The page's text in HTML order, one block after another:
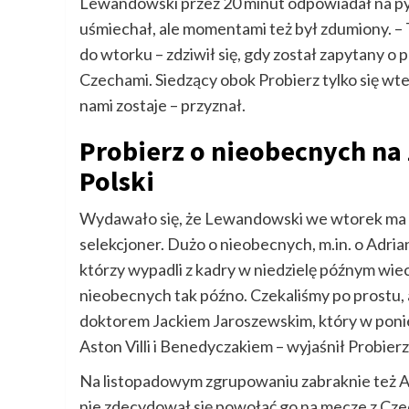
uśmiechał, ale momentami też był zdumiony.
do wtorku – zdziwił się, gdy został zapytany
Czechami. Siedzący obok Probierz tylko się
nami zostaje – przyznał.
Probierz o nieobecnych
Polski
Wydawało się, że Lewandowski we wtorek
selekcjoner. Dużo o nieobecnych, m.in. o
którzy wypadli z kadry w niedzielę późnym
nieobecnych tak późno. Czekaliśmy po
doktorem Jackiem Jaroszewskim, który w
Aston Villi i Benedyczakiem – wyjaśnił
Na listopadowym zgrupowaniu zabraknie też